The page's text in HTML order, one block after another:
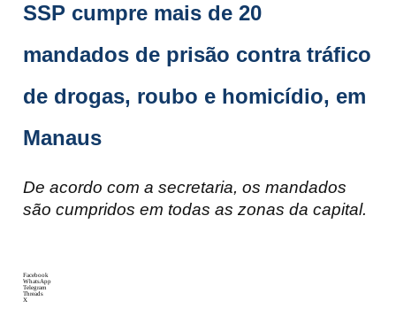
SSP cumpre mais de 20
mandados de prisão contra tráfico
de drogas, roubo e homicídio, em
Manaus
De acordo com a secretaria, os mandados
são cumpridos em todas as zonas da capital.
Facebook
WhatsApp
Telegram
Threads
X